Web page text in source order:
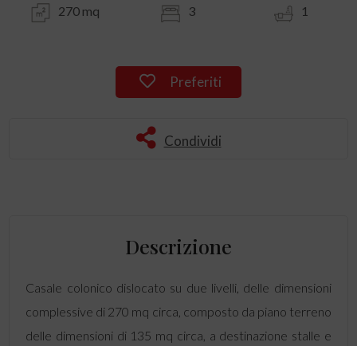
270 mq 3 1
Preferiti
Condividi
Descrizione
Casale colonico dislocato su due livelli, delle dimensioni
complessive di 270 mq circa, composto da piano terreno
delle dimensioni di 135 mq circa, a destinazione stalle e